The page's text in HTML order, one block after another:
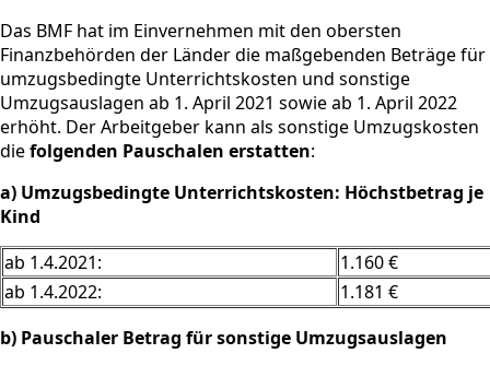
Das BMF hat im Einvernehmen mit den obersten
Finanzbehörden der Länder die maßgebenden Beträge für
umzugsbedingte Unterrichtskosten und sonstige
Umzugsauslagen ab 1. April 2021 sowie ab 1. April 2022
erhöht. Der Arbeitgeber kann als sonstige Umzugskosten
diefolgenden Pauschalen erstatten:
a) Umzugsbedingte Unterrichtskosten: Höchstbetrag je
Kind
ab 1.4.2021:
1.160 €
ab 1.4.2022:
1.181 €
b) Pauschaler Betrag für sonstige Umzugsauslagen